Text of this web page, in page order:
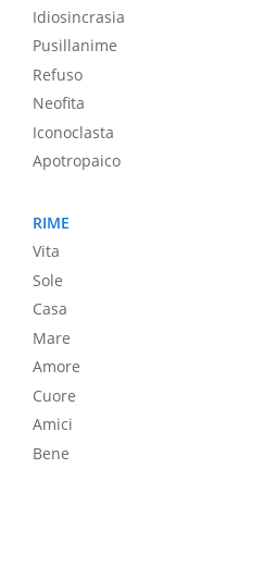
Idiosincrasia
Pusillanime
Refuso
Neofita
Iconoclasta
Apotropaico
RIME
Vita
Sole
Casa
Mare
Amore
Cuore
Amici
Bene